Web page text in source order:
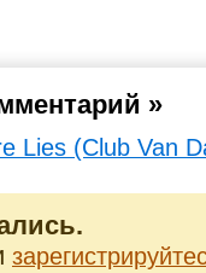
»
Lies (Club Van